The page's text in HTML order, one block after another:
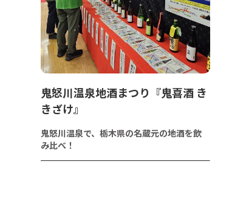
鬼怒川温泉地酒まつり『鬼喜酒 き
きざけ』
鬼怒川温泉で、栃木県の名蔵元の地酒を飲
み比べ！